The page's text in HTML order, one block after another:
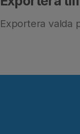
Exportera valda